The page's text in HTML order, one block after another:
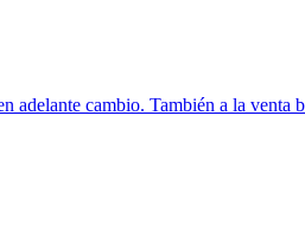
adelante cambio. También a la venta